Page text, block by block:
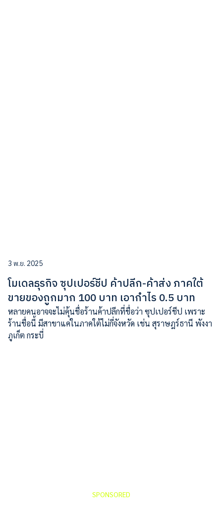
3 พ.ย. 2025
โมเดลธุรกิจ ซุปเปอร์ชีป ค้าปลีก-ค้าส่ง ภาคใต้
ขายของถูกมาก 100 บาท เอากำไร 0.5 บาท
หลายคนอาจจะไม่คุ้นชื่อร้านค้าปลีกที่ชื่อว่า ซุปเปอร์ชีป เพราะ
ร้านชื่อนี้ มีสาขาแค่ในภาคใต้ไม่กี่จังหวัด เช่น สุราษฎร์ธานี พังงา
ภูเก็ต กระบี่
SPONSORED